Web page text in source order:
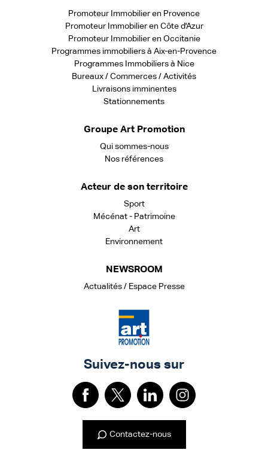
Promoteur Immobilier en Provence
Promoteur Immobilier en Côte d'Azur
Promoteur Immobilier en Occitanie
Programmes immobiliers à Aix-en-Provence
Programmes Immobiliers à Nice
Bureaux / Commerces / Activités
Livraisons imminentes
Stationnements
Groupe Art Promotion
Qui sommes-nous
Nos références
Acteur de son territoire
Sport
Mécénat - Patrimoine
Art
Environnement
NEWSROOM
Actualités / Espace Presse
Suivez-nous sur
Contactez-nous